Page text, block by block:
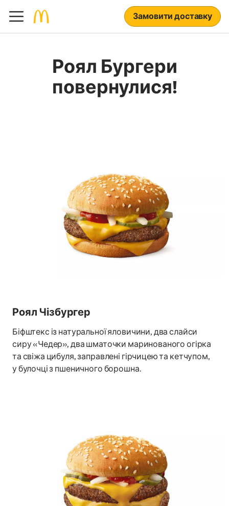
Замовити доставку
Роял Бургери
повернулися!
Роял Чізбургер
Біфштекс із натуральної яловичини, два слайси
сиру «Чедер», два шматочки маринованого огірка
та свіжа цибуля, заправлені гірчицею та кетчупом,
у булочці з пшеничного борошна.